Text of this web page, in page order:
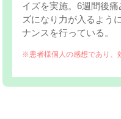
イズを実施。6週間後
ズになり力が入るよう
ナンスを行っている。
※患者様個人の感想であり、